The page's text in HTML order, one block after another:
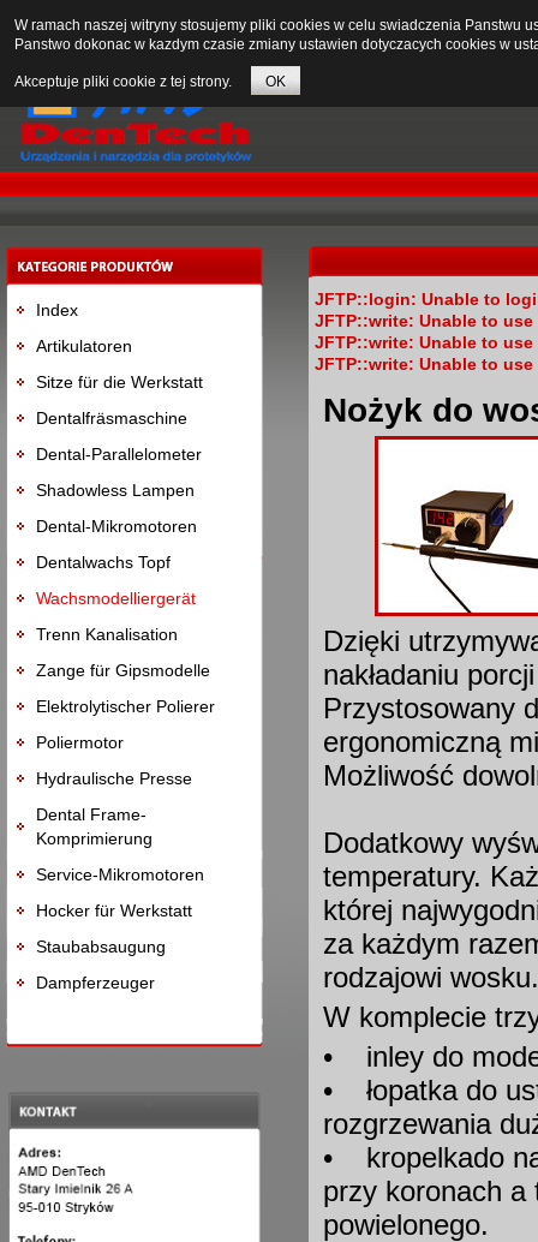
Index
Artikulatoren
Sitze für die Werkstatt
Dentalfräsmaschine
Dental-Parallelometer
Shadowless Lampen
Dental-Mikromotoren
Dentalwachs Topf
Wachsmodelliergerät
Trenn Kanalisation
Zange für Gipsmodelle
Elektrolytischer Polierer
Poliermotor
Hydraulische Presse
Dental Frame-
Komprimierung
Service-Mikromotoren
Hocker für Werkstatt
Staubabsaugung
Dampferzeuger
JFTP::login: Unable to
JFTP::write: Unable to
JFTP::write: Unable to
JFTP::write: Unable to
Nożyk do
Dzięki
nakładaniu
Przystosowany
ergonomiczną
Możliwość
Dodatkowy
temperatury.
której
za każdym
rodzajowi
W komplecie
• inley do
• łopatka do
rozgrzewania
• kropelkado
przy koronach a
powielonego.
W ramach naszej witryny stosujemy pliki cookies w celu swiadczenia Panstwu
Panstwo dokonac w kazdym czasie zmiany ustawien dotyczacych cookies w
Akceptuje pliki cookie z tej strony. OK